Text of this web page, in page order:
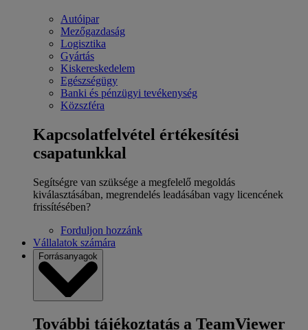
Autóipar
Mezőgazdaság
Logisztika
Gyártás
Kiskereskedelem
Egészségügy
Banki és pénzügyi tevékenység
Közszféra
Kapcsolatfelvétel értékesítési
csapatunkkal
Segítségre van szüksége a megfelelő megoldás
kiválasztásában, megrendelés leadásában vagy licencének
frissítésében?
Forduljon hozzánk
Vállalatok számára
Forrásanyagok
További tájékoztatás a TeamViewer